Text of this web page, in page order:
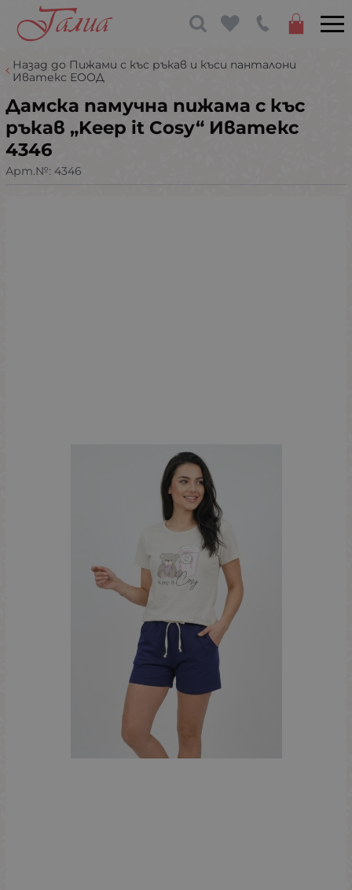
Назад до Пижами с къс ръкав и къси панталони
Иватекс ЕООД
Дамска памучна пижама с къс
ръкав „Keep it Cosy“ Иватекс
4346
Арт.№: 4346